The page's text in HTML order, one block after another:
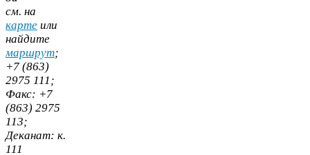
cм. на
карте или
найдите
маршрут;
+7 (863)
2975 111;
Факс: +7
(863) 2975
113;
Деканат: к.
111